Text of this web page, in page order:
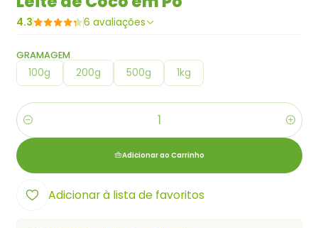
4.3 6 avaliações
GRAMAGEM
100g 200g 500g 1kg
Quantidade
Adicionar ao Carrinho
Adicionar à lista de favoritos